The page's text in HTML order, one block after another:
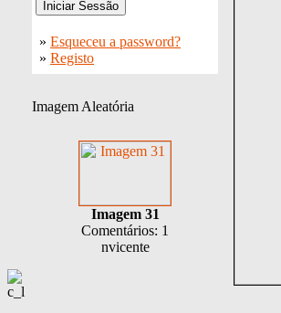
» Esqueceu a password?
» Registo
Imagem Aleatória
Imagem 31
Comentários: 1
nvicente